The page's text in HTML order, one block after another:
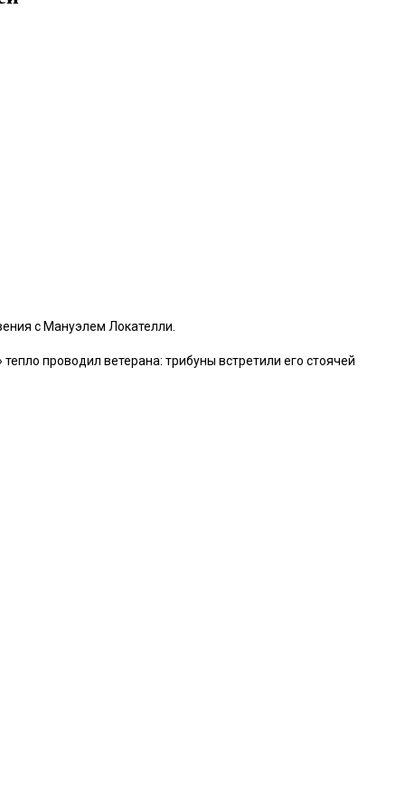
с Мануэлем Локателли.
проводил ветерана: трибуны встретили его стоячей